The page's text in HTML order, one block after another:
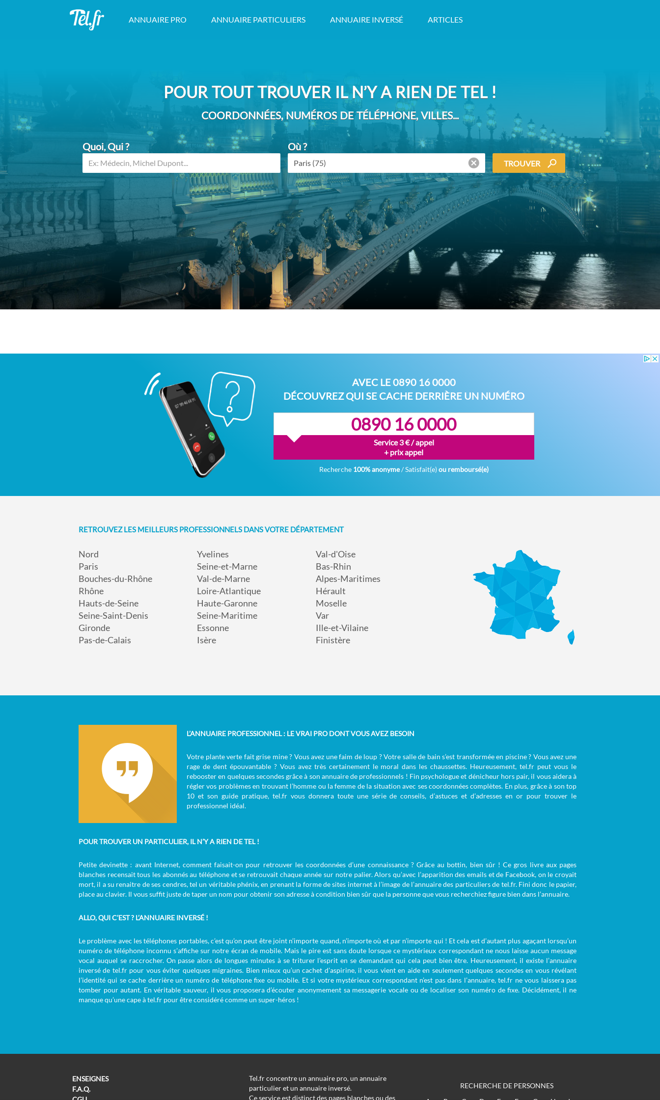
ANNUAIRE PRO ANNUAIRE PARTICULIERS ANNUAIRE INVERSÉ ARTICLES
POUR TOUT TROUVER IL N’Y A RIEN DE TEL !
COORDONNÉES, NUMÉROS DE TÉLÉPHONE, VILLES...
Quoi, Qui ? Où ?
TROUVER
AVEC LE0890 16 0000
DÉCOUVREZ QUI SE CACHE DERRIÈRE UN NUMÉRO
0890 16 0000
Service 3 € / appel
+ prix appel
Recherche 100% anonyme/ Satisfait(e)ou remboursé(e)
RETROUVEZ LES MEILLEURS PROFESSIONNELS DANS VOTRE DÉPARTEMENT
Nord
Paris
Bouches-du-Rhône
Rhône
Hauts-de-Seine
Seine-Saint-Denis
Gironde
Pas-de-Calais
Yvelines
Seine-et-Marne
Val-de-Marne
Loire-Atlantique
Haute-Garonne
Seine-Maritime
Essonne
Isère
Val-d'Oise
Bas-Rhin
Alpes-Maritimes
Hérault
Moselle
Var
Ille-et-Vilaine
Finistère
W
L’ANNUAIRE PROFESSIONNEL : LE VRAI PRO DONT VOUS AVEZ BESOIN
Votre plante verte fait grise mine ? Vous avez une faim de loup ? Votre salle de bain s’est transformée en piscine ? Vous avez une
rage de dent épouvantable ? Vous avez très certainement le moral dans les chaussettes. Heureusement, tel.fr peut vous le
rebooster en quelques secondes grâce à son annuaire de professionnels ! Fin psychologue et dénicheur hors pair, il vous aidera à
régler vos problèmes en trouvant l’homme ou la femme de la situation avec ses coordonnées complètes. En plus, grâce à son top
10 et son guide pratique, tel.fr vous donnera toute une série de conseils, d’astuces et d’adresses en or pour trouver le
professionnel idéal.
POUR TROUVER UN PARTICULIER, IL N’Y A RIEN DE TEL !
Petite devinette : avant Internet, comment faisait-on pour retrouver les coordonnées d’une connaissance ? Grâce au bottin, bien sûr ! Ce gros livre aux pages
blanches recensait tous les abonnés au téléphone et se retrouvait chaque année sur notre palier. Alors qu’avec l’apparition des emails et de Facebook, on le croyait
mort, il a su renaitre de ses cendres, tel un véritable phénix, en prenant la forme de sites internet à l’image de l’annuaire des particuliers de tel.fr. Fini donc le papier,
place au clavier. Il vous suffit juste de taper un nom pour obtenir son adresse à condition bien sûr que la personne que vous recherchiez figure bien dans l’annuaire.
ALLO, QUI C’EST ? L’ANNUAIRE INVERSÉ !
Le problème avec les téléphones portables, c’est qu’on peut être joint n’importe quand, n’importe où et par n’importe qui ! Et cela est d’autant plus agaçant lorsqu’un
numéro de téléphone inconnu s’affiche sur notre écran de mobile. Mais le pire est sans doute lorsque ce mystérieux correspondant ne nous laisse aucun message
vocal auquel se raccrocher. On passe alors de longues minutes à se triturer l’esprit en se demandant qui cela peut bien être. Heureusement, il existe l’annuaire
inversé de tel.fr pour vous éviter quelques migraines. Bien mieux qu’un cachet d’aspirine, il vous vient en aide en seulement quelques secondes en vous révélant
l’identité qui se cache derrière un numéro de téléphone fixe ou mobile. Et si votre mystérieux correspondant n’est pas dans l’annuaire, tel.fr ne vous laissera pas
tomber pour autant. En véritable sauveur, il vous proposera d’écouter anonymement sa messagerie vocale ou de localiser son numéro de fixe. Décidément, il ne
manque qu’une cape à tel.fr pour être considéré comme un super-héros !
ENSEIGNES
F.A.Q.
Tel.fr concentre un annuaire pro, un annuaire
particulier et un annuaire inversé.
Ce service est distinct des pages blanches ou des
RECHERCHE DE PERSONNES